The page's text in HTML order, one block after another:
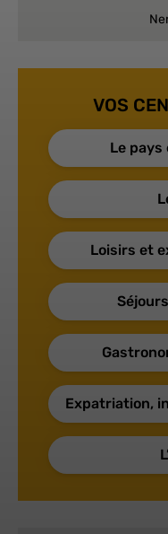
VOS
Le pays
Loisirs et
Expatriation,